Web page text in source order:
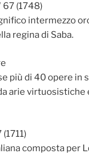
67 (1748)
intermezzo
regina di Saba.
più di 40 opere in
arie virtuosistiche
composta per